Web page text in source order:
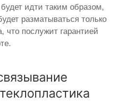
идти таким образом,
разматываться только
что послужит гарантией